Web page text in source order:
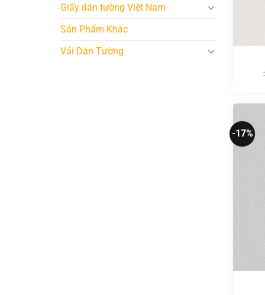
Giấy dán tường Việt Nam
Sản Phẩm Khác
Vải Dán Tường
-17%